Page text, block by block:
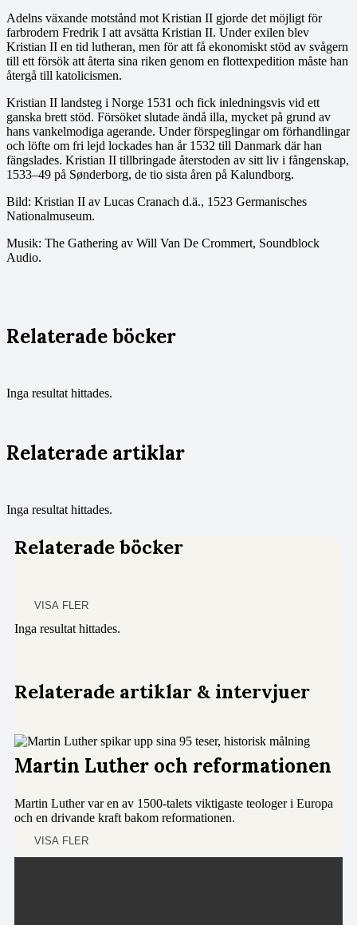
Adelns växande motstånd mot Kristian II gjorde det möjligt för
farbrodern Fredrik I att avsätta Kristian II. Under exilen blev
Kristian II en tid lutheran, men för att få ekonomiskt stöd av svågern
till ett försök att återta sina riken genom en flottexpedition måste han
återgå till katolicismen.
Kristian II landsteg i Norge 1531 och fick inledningsvis vid ett
ganska brett stöd. Försöket slutade ändå illa, mycket på grund av
hans vankelmodiga agerande. Under förspeglingar om förhandlingar
och löfte om fri lejd lockades han år 1532 till Danmark där han
fängslades. Kristian II tillbringade återstoden av sitt liv i fångenskap,
1533–49 på Sønderborg, de tio sista åren på Kalundborg.
Bild: Kristian II av Lucas Cranach d.ä., 1523 Germanisches
Nationalmuseum.
Musik: The Gathering av Will Van De Crommert, Soundblock
Audio.
Relaterade böcker
Inga resultat hittades.
Relaterade artiklar
Inga resultat hittades.
Relaterade böcker
VISA FLER
Inga resultat hittades.
Relaterade artiklar & intervjuer
Martin Luther och reformationen
Martin Luther var en av 1500-talets viktigaste teologer i Europa
och en drivande kraft bakom reformationen.
VISA FLER